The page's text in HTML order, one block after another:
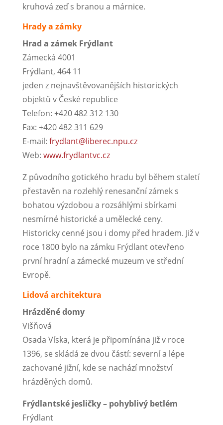
kruhová zeď s branou a márnice.
Hrady a zámky
Hrad a zámek Frýdlant
Zámecká 4001
Frýdlant, 464 11
jeden z nejnavštěvovanějších historických
objektů v České republice
Telefon: +420 482 312 130
Fax: +420 482 311 629
E-mail: frydlant@liberec.npu.cz
Web: www.frydlantvc.cz
Z původního gotického hradu byl během staletí
přestavěn na rozlehlý renesanční zámek s
bohatou výzdobou a rozsáhlými sbírkami
nesmírné historické a umělecké ceny.
Historicky cenné jsou i domy před hradem. Již v
roce 1800 bylo na zámku Frýdlant otevřeno
první hradní a zámecké muzeum ve střední
Evropě.
Lidová architektura
Hrázděné domy
Višňová
Osada Víska, která je připomínána již v roce
1396, se skládá ze dvou částí: severní a lépe
zachované jižní, kde se nachází množství
hrázděných domů.
Frýdlantské jesličky – pohyblivý betlém
Frýdlant